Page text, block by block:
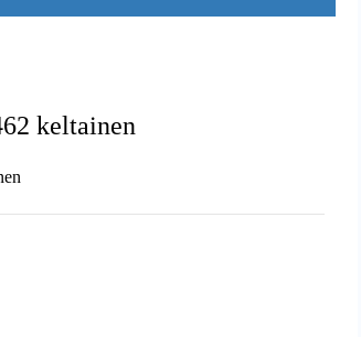
keltainen